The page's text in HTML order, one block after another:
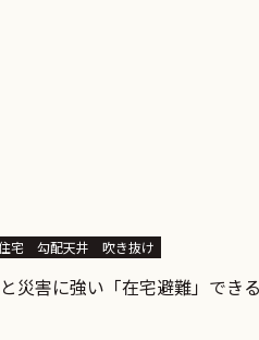
宅 勾配天井 吹き抜け
災害に強い「在宅避難」でき